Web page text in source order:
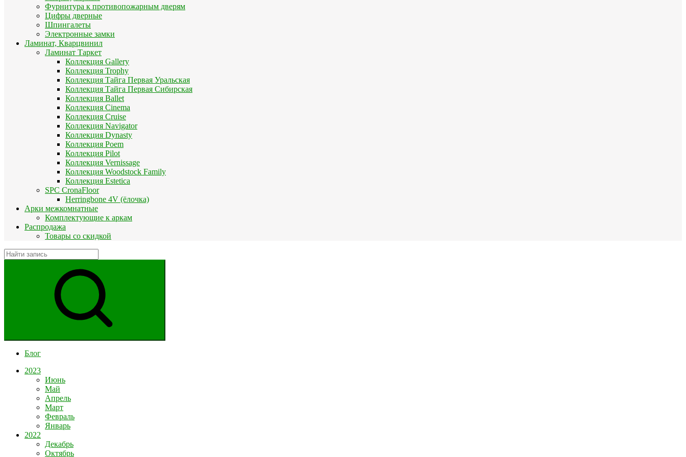
Фурнитура к противопожарным дверям
Цифры дверные
Шпингалеты
Электронные замки
Ламинат, Кварцвинил
Ламинат Таркет
Коллекция Gallery
Коллекция Trophy
Коллекция Тайга Первая Уральская
Коллекция Тайга Первая Сибирская
Коллекция Ballet
Коллекция Cinema
Коллекция Cruise
Коллекция Navigator
Коллекция Dynasty
Коллекция Poem
Коллекция Pilot
Коллекция Vernissage
Коллекция Woodstock Family
Коллекция Estetica
SPC CronaFloor
Herringbone 4V (ёлочка)
Арки межкомнатные
Комплектующие к аркам
Распродажа
Товары со скидкой
Блог
2023
Июнь
Май
Апрель
Март
Февраль
Январь
2022
Декабрь
Октябрь